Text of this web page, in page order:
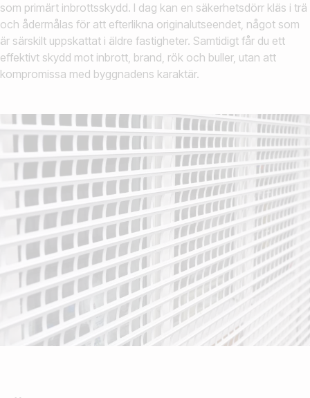
som primärt inbrottsskydd. I dag kan en säkerhetsdörr kläs i trä
och ådermålas för att efterlikna originalutseendet, något som
är särskilt uppskattat i äldre fastigheter. Samtidigt får du ett
effektivt skydd mot inbrott, brand, rök och buller, utan att
kompromissa med byggnadens karaktär.